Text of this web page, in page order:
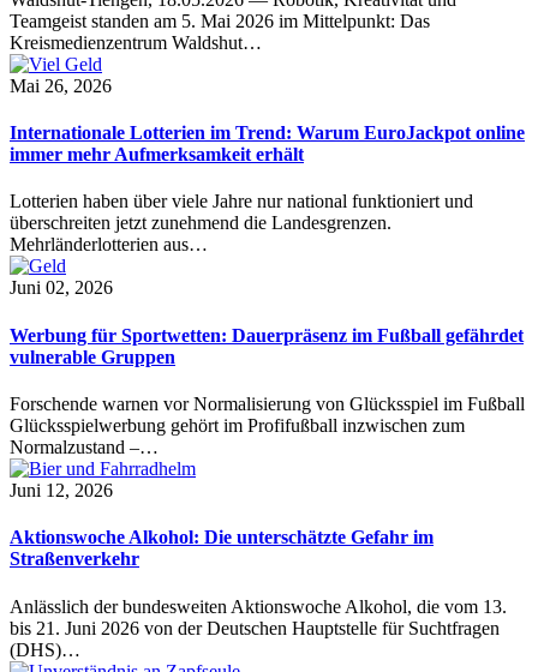
Teamgeist standen am 5. Mai 2026 im Mittelpunkt: Das
Kreismedienzentrum Waldshut…
Mai 26, 2026
Internationale Lotterien im Trend: Warum EuroJackpot online
immer mehr Aufmerksamkeit erhält
Lotterien haben über viele Jahre nur national funktioniert und
überschreiten jetzt zunehmend die Landesgrenzen.
Mehrländerlotterien aus…
Juni 02, 2026
Werbung für Sportwetten: Dauerpräsenz im Fußball gefährdet
vulnerable Gruppen
Forschende warnen vor Normalisierung von Glücksspiel im Fußball
Glücksspielwerbung gehört im Profifußball inzwischen zum
Normalzustand –…
Juni 12, 2026
Aktionswoche Alkohol: Die unterschätzte Gefahr im
Straßenverkehr
Anlässlich der bundesweiten Aktionswoche Alkohol, die vom 13.
bis 21. Juni 2026 von der Deutschen Hauptstelle für Suchtfragen
(DHS)…